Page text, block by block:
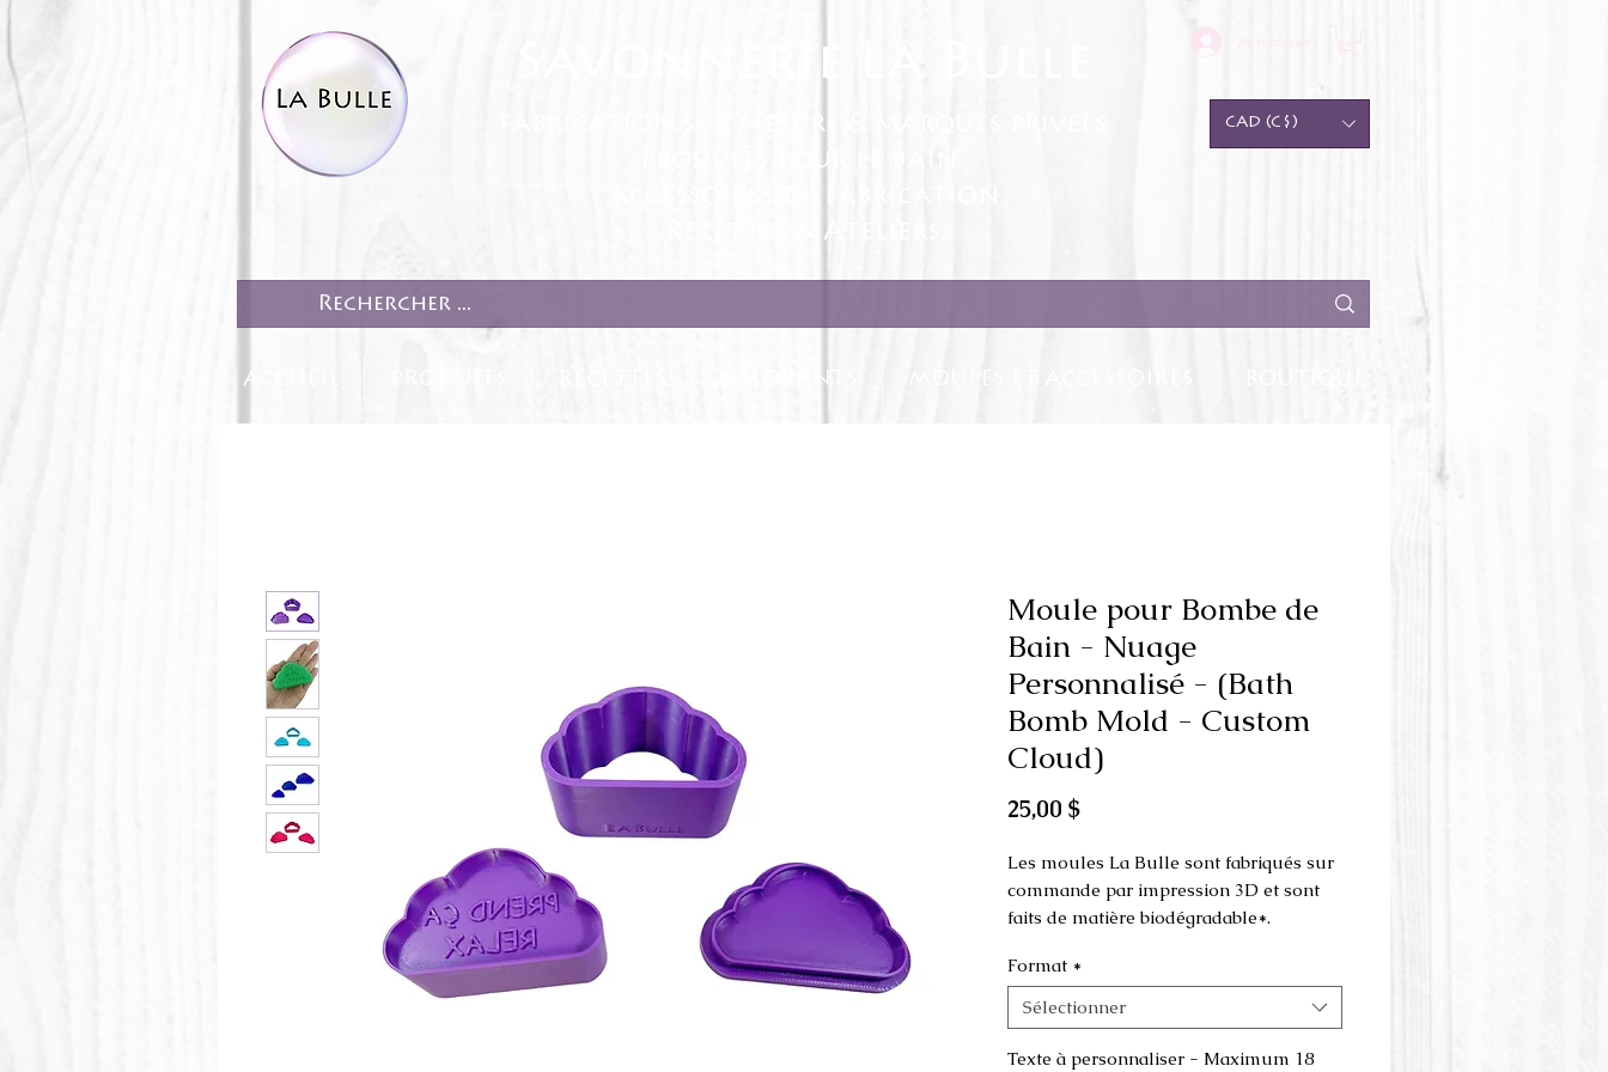
Savonnerie La Bulle
fabrication sur mesure & marques privées
Produits pour le bain
Recettes & Ateliers
CAD (C$)
ACCUEIL COLORANTS
Moule pour Bombe de
Bain - Nuage
Personnalisé - (Bath
Bomb Mold - Custom
Cloud)
25,00 $Prix
Les moules La Bulle sont fabriqués sur
commande par impression 3D et sont
faits de matière biodégradable*.
Ajoutez votre message personnalisé.
Maximum 18 caractères
Dimensions du moule:
Format *
Sélectionner
Texte à personnaliser - Maximum 18